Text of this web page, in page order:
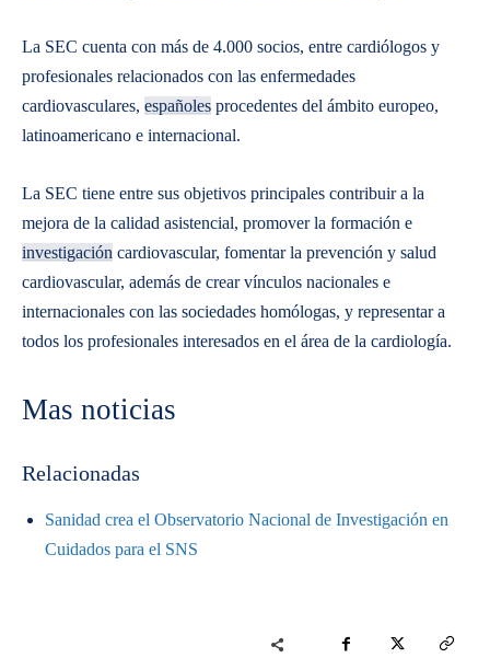
La SEC cuenta con más de 4.000 socios, entre cardiólogos y
profesionales relacionados con las enfermedades
cardiovasculares, españoles procedentes del ámbito europeo,
latinoamericano e internacional.
La SEC tiene entre sus objetivos principales contribuir a la
mejora de la calidad asistencial, promover la formación e
investigación cardiovascular, fomentar la prevención y salud
cardiovascular, además de crear vínculos nacionales e
internacionales con las sociedades homólogas, y representar a
todos los profesionales interesados en el área de la cardiología.
Mas noticias
Relacionadas
Sanidad crea el Observatorio Nacional de Investigación en
Cuidados para el SNS